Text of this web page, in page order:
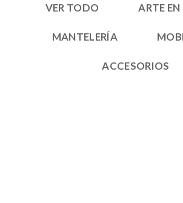
VER TODO ARTE
MANTELERÍA
ACCESORIOS